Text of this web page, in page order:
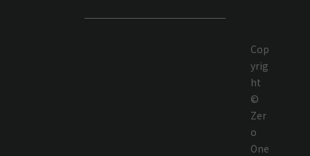
Cop
yrig
ht
©
Zer
o
One